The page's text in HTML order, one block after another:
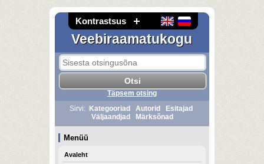
Kontrastsus
Veebiraamatukogu
Täpsem otsing
Sirvi:
Kategooriad Autorid
Esitajad
Väljaandjad
Märksõnad
Menüü
Avaleht